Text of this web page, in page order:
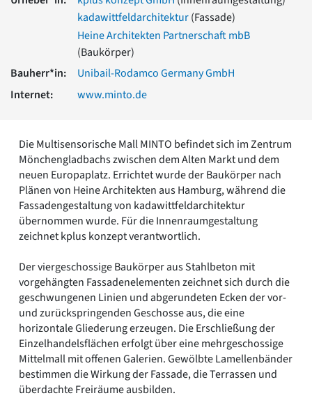
Vorromanik
Römische Antike
Fachbeirat
Impressum
Datenschutz
Suchbegriff eingeben
kadawittfeldarchitektur(Fassade)
Heine Architekten Partnerschaft mbB
(Baukörper)
Bauherr*in:
Unibail-Rodamco Germany GmbH
Internet:
www.minto.de
Die Multisensorische Mall MINTO befindet sich im Zentrum
Mönchengladbachs zwischen dem Alten Markt und dem
neuen Europaplatz. Errichtet wurde der Baukörper nach
Plänen von Heine Architekten aus Hamburg, während die
Fassadengestaltung von kadawittfeldarchitektur
übernommen wurde. Für die Innenraumgestaltung
zeichnet kplus konzept verantwortlich.
Der viergeschossige Baukörper aus Stahlbeton mit
vorgehängten Fassadenelementen zeichnet sich durch die
geschwungenen Linien und abgerundeten Ecken der vor-
und zurückspringenden Geschosse aus, die eine
horizontale Gliederung erzeugen. Die Erschließung der
Einzelhandelsflächen erfolgt über eine mehrgeschossige
Mittelmall mit offenen Galerien. Gewölbte Lamellenbänder
bestimmen die Wirkung der Fassade, die Terrassen und
überdachte Freiräume ausbilden.